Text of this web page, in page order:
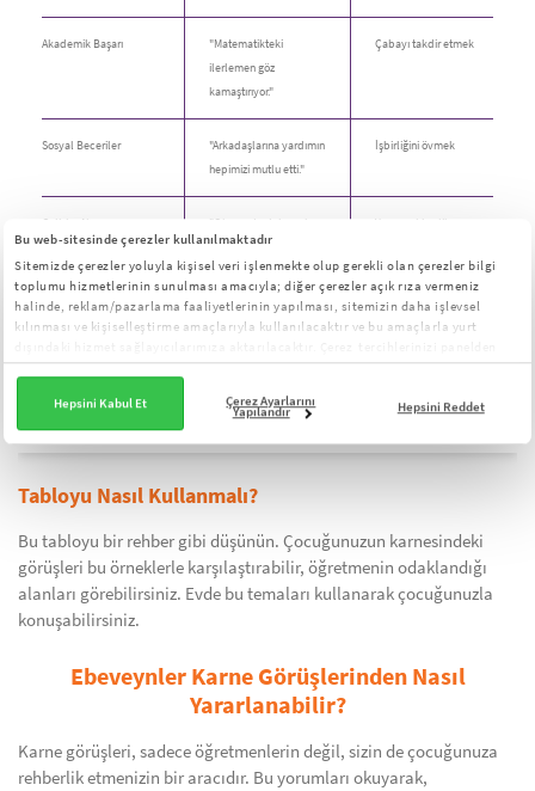
Bu web-sitesinde çerezler kullanılmaktadır
Sitemizde çerezler yoluyla kişisel veri işlenmekte olup gerekli olan çerezler bilgi
toplumu hizmetlerinin sunulması amacıyla; diğer çerezler açık rıza vermeniz
halinde, reklam/pazarlama faaliyetlerinin yapılması, sitemizin daha işlevsel
kılınması ve kişiselleştirme amaçlarıyla kullanılacaktır ve bu amaçlarla yurt
yönetebilirsiniz:Çerez Aydınlatma Metni
Hepsini Kabul Et Çerez Ayarlarını
Yapılandır Hepsini Reddet
Akademik Başarı
"Matematikteki
ilerlemen göz
kamaştırıyor."
Çabayı takdir etmek
Sosyal Beceriler
"Arkadaşlarına yardımın
hepimizi mutlu etti."
İşbirliğini övmek
Gelişim Alanı
"Okumada daha çok
pratik seni yıldız yapar."
Yapıcı rehberlik
Çaba ve Azim
"Hatalardan
korkmaman büyük bir
Motivasyonu artırmak
Yaratıcılık
"Hikayelerin sınıfı
Özgünlüğü kutlamak
Tabloyu Nasıl Kullanmalı?
Bu tabloyu bir rehber gibi düşünün. Çocuğunuzun karnesindeki
görüşleri bu örneklerle karşılaştırabilir, öğretmenin odaklandığı
alanları görebilirsiniz. Evde bu temaları kullanarak çocuğunuzla
konuşabilirsiniz.
Ebeveynler Karne Görüşlerinden Nasıl
Yararlanabilir?
Karne görüşleri, sadece öğretmenlerin değil, sizin de çocuğunuza
rehberlik etmenizin bir aracıdır. Bu yorumları okuyarak,